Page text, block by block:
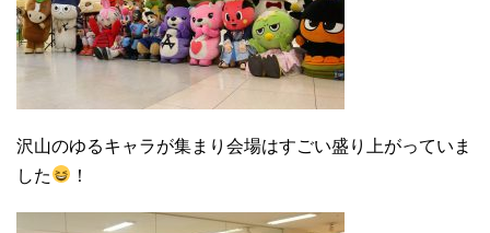
沢山のゆるキャラが集まり会場はすごい盛り上がっていま
した
！